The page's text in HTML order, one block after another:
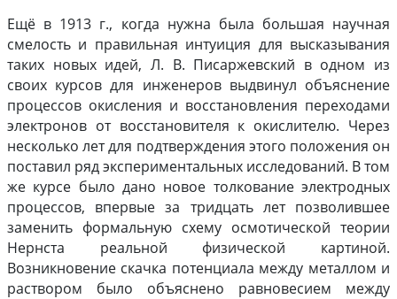
Ещё в 1913 г., когда нужна была большая научная
смелость и правильная интуиция для высказывания
таких новых идей, Л. В. Писаржевский в одном из
своих курсов для инженеров выдвинул объяснение
процессов окисления и восстановления переходами
электронов от восстановителя к окислителю. Через
несколько лет для подтверждения этого положения он
поставил ряд экспериментальных исследований. В том
же курсе было дано новое толкование электродных
процессов, впервые за тридцать лет позволившее
заменить формальную схему осмотической теории
Нернста реальной физической картиной.
Возникновение скачка потенциала между металлом и
раствором было объяснено равновесием между